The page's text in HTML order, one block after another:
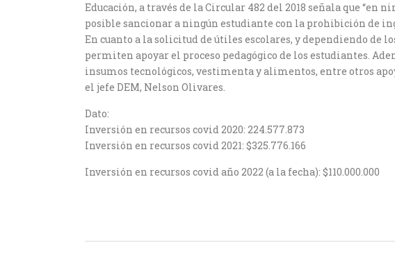
Educación, a través de la Circular 482 del 2018 señala que “en
posible sancionar a ningún estudiante con la prohibición de
En cuanto a la solicitud de útiles escolares, y dependiendo de
permiten apoyar el proceso pedagógico de los estudiantes.
insumos tecnológicos, vestimenta y alimentos, entre otros
el jefe DEM, Nelson Olivares.
Dato:
Inversión en recursos covid 2020: 224.577.873
Inversión en recursos covid 2021: $325.776.166
Inversión en recursos covid año 2022 (a la fecha): $110.000.000